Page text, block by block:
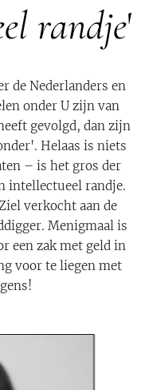
randje'
de Nederlanders en
onder U zijn van
gevolgd, dan zijn
Helaas is niets
– is het gros der
intellectueel randje.
verkocht aan de
Menigmaal is
een zak met geld in
voor te liegen met